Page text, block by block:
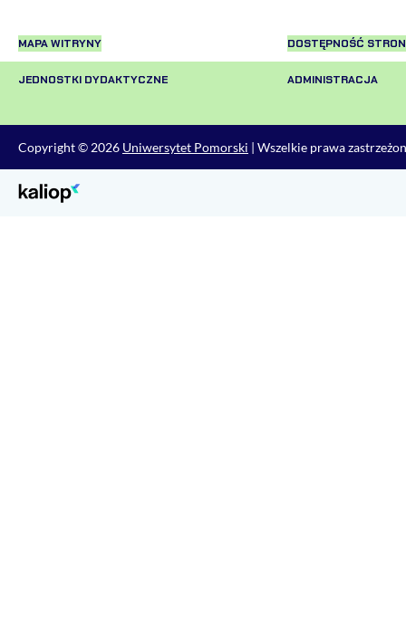
MAPA WITRYNY DOSTĘPNOŚĆ
JEDNOSTKI DYDAKTYCZNE ADMINISTRACJA
Copyright © 2026 Uniwersytet Pomorski | Wszelkie prawa